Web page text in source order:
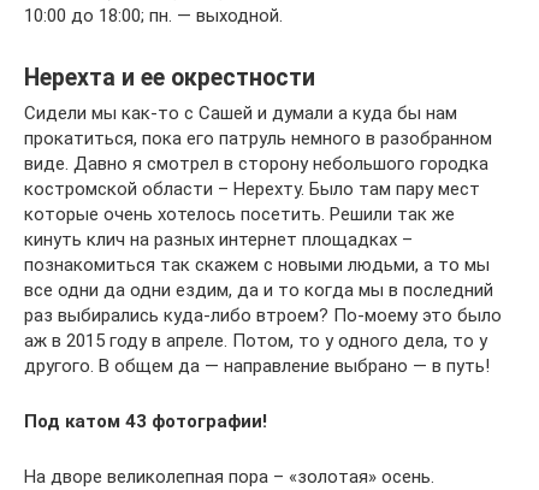
10:00 до 18:00; пн. — выходной.
Нерехта и ее окрестности
Сидели мы как-то с Сашей и думали а куда бы нам
прокатиться, пока его патруль немного в разобранном
виде. Давно я смотрел в сторону небольшого городка
костромской области – Нерехту. Было там пару мест
которые очень хотелось посетить. Решили так же
кинуть клич на разных интернет площадках –
познакомиться так скажем с новыми людьми, а то мы
все одни да одни ездим, да и то когда мы в последний
раз выбирались куда-либо втроем? По-моему это было
аж в 2015 году в апреле. Потом, то у одного дела, то у
другого. В общем да — направление выбрано — в путь!
Под катом 43 фотографии!
На дворе великолепная пора – «золотая» осень.